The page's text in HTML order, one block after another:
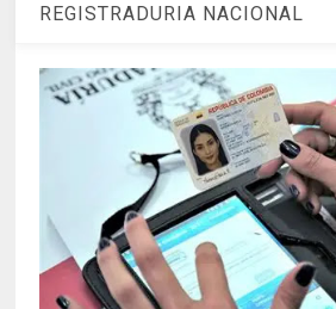
REGISTRADURIA NACIONAL